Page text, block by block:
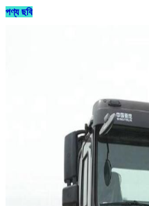
পণ্য ছবি